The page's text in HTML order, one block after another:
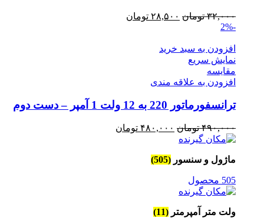
۳۲,۰۰۰ تومان قیمت
بود.
۲۸,۵۰۰ تومان
-2%
افزودن به سبد خرید
نمایش سریع
مقايسه
افزودن به علاقه مندی
ترانسفورماتور 220 به 12 ولت 1 آمپر – دست دوم
۴۹۰,۰۰۰ تومان قیمت
بود.
۴۸۰,۰۰۰ تومان
ماژول و سنسور (505)
505 محصول
ولت متر آمپرمتر (11)